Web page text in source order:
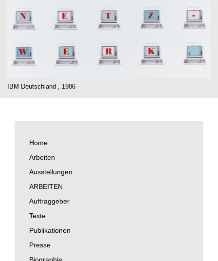
IBM Deutschland , 1986
Home
Arbeiten
Ausstellungen
ARBEITEN
Auftraggeber
Texte
Publikationen
Presse